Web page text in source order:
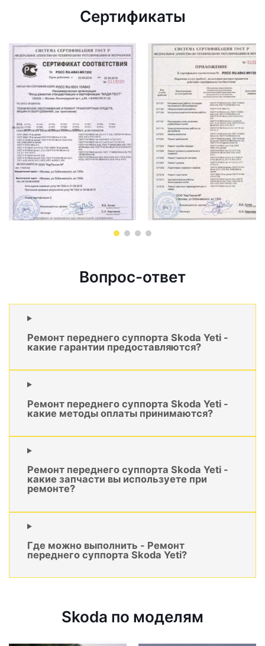
Сертификаты
Вопрос-ответ
Ремонт переднего суппорта Skoda Yeti -
какие гарантии предоставляются?
Ремонт переднего суппорта Skoda Yeti -
какие методы оплаты принимаются?
Ремонт переднего суппорта Skoda Yeti -
какие запчасти вы используете при
ремонте?
Где можно выполнить - Ремонт
переднего суппорта Skoda Yeti?
Skoda по моделям